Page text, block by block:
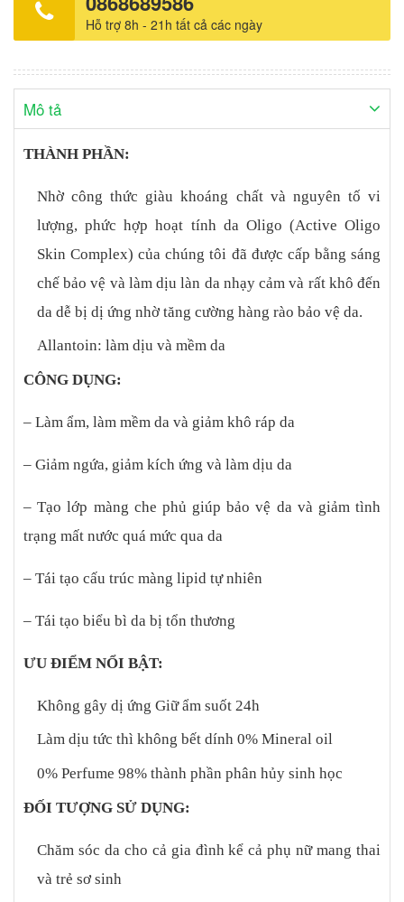
Hỗ trợ 8h - 21h tất cả các ngày
Mô tả
THÀNH PHẦN:
Nhờ công thức giàu khoáng chất và nguyên tố vi
lượng, phức hợp hoạt tính da Oligo (Active Oligo
Skin Complex) của chúng tôi đã được cấp bằng sáng
chế bảo vệ và làm dịu làn da nhạy cảm và rất khô đến
da dễ bị dị ứng nhờ tăng cường hàng rào bảo vệ da.
Allantoin: làm dịu và mềm da
CÔNG DỤNG:
– Làm ẩm, làm mềm da và giảm khô ráp da
– Giảm ngứa, giảm kích ứng và làm dịu da
– Tạo lớp màng che phủ giúp bảo vệ da và giảm tình
trạng mất nước quá mức qua da
– Tái tạo cấu trúc màng lipid tự nhiên
– Tái tạo biểu bì da bị tổn thương
ƯU ĐIỂM NỔI BẬT:
Không gây dị ứng Giữ ẩm suốt 24h
Làm dịu tức thì không bết dính 0% Mineral oil
0% Perfume 98% thành phần phân hủy sinh học
ĐỐI TƯỢNG SỬ DỤNG:
Chăm sóc da cho cả gia đình kể cả phụ nữ mang thai
và trẻ sơ sinh